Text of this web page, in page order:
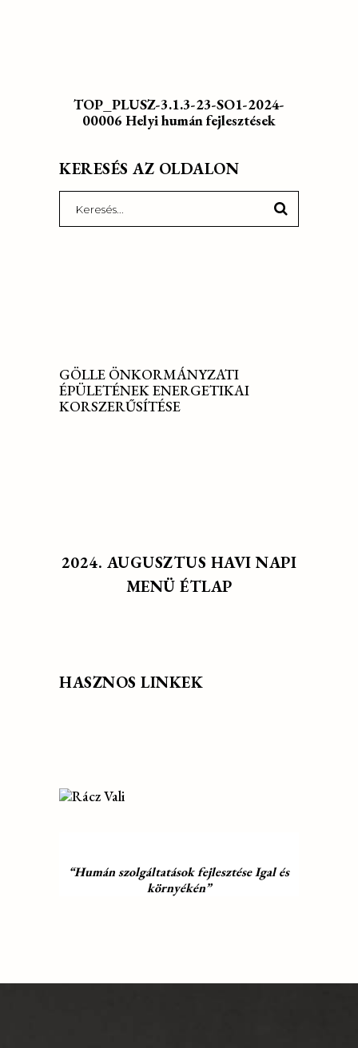
TOP_PLUSZ-3.1.3-23-SO1-2024-
00006 Helyi humán fejlesztések
KERESÉS AZ OLDALON
GÖLLE ÖNKORMÁNYZATI
ÉPÜLETÉNEK ENERGETIKAI
KORSZERŰSÍTÉSE
2024. AUGUSZTUS HAVI NAPI
MENÜ ÉTLAP
HASZNOS LINKEK
“Humán szolgáltatások fejlesztése Igal és
környékén”